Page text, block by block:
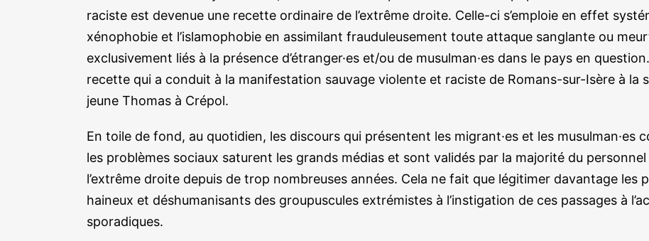
raciste est devenue une recette ordinaire de l’extrême droite. Celle-ci s’emploie en effet
xénophobie et l’islamophobie en assimilant frauduleusement toute attaque sanglante ou
exclusivement liés à la présence d’étranger·es et/ou de musulman·es dans le pays en
recette qui a conduit à la manifestation sauvage violente et raciste de Romans-sur-Isère à la
jeune Thomas à Crépol.
En toile de fond, au quotidien, les discours qui présentent les migrant·es et les musulman·es
les problèmes sociaux saturent les grands médias et sont validés par la majorité du
l’extrême droite depuis de trop nombreuses années. Cela ne fait que légitimer davantage les
haineux et déshumanisants des groupuscules extrémistes à l’instigation de ces passages à
sporadiques.